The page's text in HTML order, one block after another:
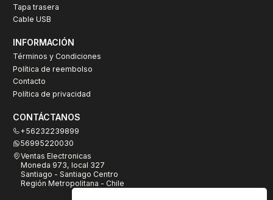
Tapa trasera
Cable USB
INFORMACIÓN
Términos y Condiciones
Política de reembolso
Contacto
Política de privacidad
CONTÁCTANOS
+56232239899
56995220030
Ventas Electronicas
Moneda 973, local 327
Santiago - Santiago Centro
Región Metropolitana - Chile